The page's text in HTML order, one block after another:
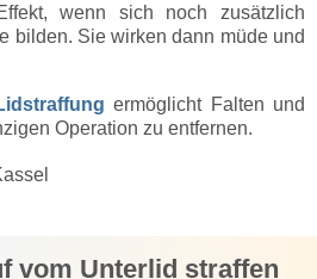
wenn sich noch zusätzlich
bilden. Sie wirken dann müde und
ermöglicht Falten und
Operation zu entfernen.
vom Unterlid straffen